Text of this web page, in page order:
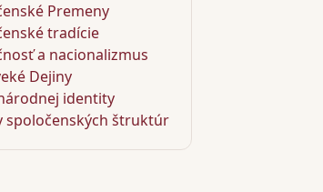
Premeny
tradície
a nacionalizmus
Dejiny
identity
spoločenských štruktúr